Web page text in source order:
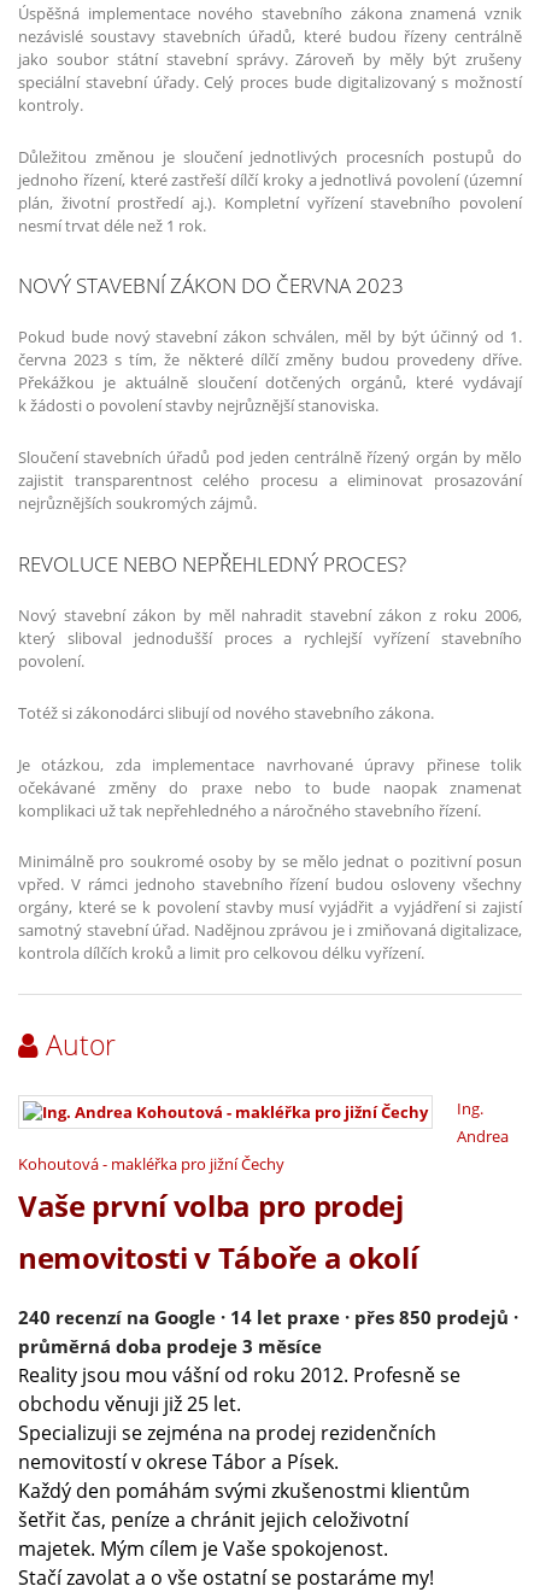
Úspěšná implementace nového stavebního zákona znamená vznik
nezávislé soustavy stavebních úřadů, které budou řízeny centrálně
jako soubor státní stavební správy. Zároveň by měly být zrušeny
speciální stavební úřady. Celý proces bude digitalizovaný s možností
kontroly.
Důležitou změnou je sloučení jednotlivých procesních postupů do
jednoho řízení, které zastřeší dílčí kroky a jednotlivá povolení (územní
plán, životní prostředí aj.). Kompletní vyřízení stavebního povolení
nesmí trvat déle než 1 rok.
NOVÝ STAVEBNÍ ZÁKON DO ČERVNA 2023
Pokud bude nový stavební zákon schválen, měl by být účinný od 1.
června 2023 s tím, že některé dílčí změny budou provedeny dříve.
Překážkou je aktuálně sloučení dotčených orgánů, které vydávají
k žádosti o povolení stavby nejrůznější stanoviska.
Sloučení stavebních úřadů pod jeden centrálně řízený orgán by mělo
zajistit transparentnost celého procesu a eliminovat prosazování
nejrůznějších soukromých zájmů.
REVOLUCE NEBO NEPŘEHLEDNÝ PROCES?
Nový stavební zákon by měl nahradit stavební zákon z roku 2006,
který sliboval jednodušší proces a rychlejší vyřízení stavebního
povolení.
Totéž si zákonodárci slibují od nového stavebního zákona.
Je otázkou, zda implementace navrhované úpravy přinese tolik
očekávané změny do praxe nebo to bude naopak znamenat
komplikaci už tak nepřehledného a náročného stavebního řízení.
Minimálně pro soukromé osoby by se mělo jednat o pozitivní posun
vpřed. V rámci jednoho stavebního řízení budou osloveny všechny
orgány, které se k povolení stavby musí vyjádřit a vyjádření si zajistí
samotný stavební úřad. Nadějnou zprávou je i zmiňovaná digitalizace,
kontrola dílčích kroků a limit pro celkovou délku vyřízení.
Autor
Ing.
Andrea
Kohoutová - makléřka pro jižní Čechy
Vaše první volba pro prodej
nemovitosti v Táboře a okolí
240 recenzí na Google · 14 let praxe · přes 850 prodejů ·
průměrná doba prodeje 3 měsíce
Reality jsou mou vášní od roku 2012. Profesně se
obchodu věnuji již 25 let.
Specializuji se zejména na prodej rezidenčních
nemovitostí v okrese Tábor a Písek.
Každý den pomáhám svými zkušenostmi klientům
šetřit čas, peníze a chránit jejich celoživotní
majetek. Mým cílem je Vaše spokojenost.
Stačí zavolat a o vše ostatní se postaráme my!